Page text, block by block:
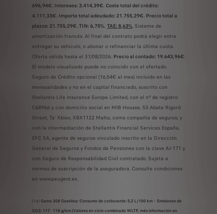
696,94€. Intereses: 3.414,39€. Coste total del crédito:
4.111,33€. Importe total adeudado: 21.755,29€. Precio total a
plazos: 21.755,29€. TIN: 6,75%. TAE: 8,63%. Sistema de
amortización francés. Al final del contrato podrá elegir entre
entregar su vehículo, o abonar o refinanciar la última cuota.
Oferta válida hasta el 31/08/2026. Precio al contado: 19.643,96€.
El modelo visualizado puede no coincidir con el ofertado.
Seguro de Crédito opcional (16,54€ al mes) incluido en las
mensualidades y no en el capital financiado, suscrito con
Stellantis Life Insurance Europe Limited, con el nº de registro
C68966 y con domicilio social en MIB Housse, 53 Abate Rigord
Street, Ta’ Xbiex, XBX1122 Malta, como compañía de seguros, y
con la intermediación de Stellantis Financial Services España,
EFC SA, agente de seguros vinculado inscrito en la Dirección
General de Seguros y Fondos de Pensiones con la clave AJ-171 y
con Seguro de Responsabilidad Civil contratado. Sujeta a
normas de suscripción de la aseguradora. Consulte condiciones
en www.peugeot.es.
(1a) Gama 208 Gasolina: Consumo de carburante: 5,2 L/100 km – Emisiones de
CO2: 117 - 118 g/km (Valores en ciclo combinado WLTP, más información en